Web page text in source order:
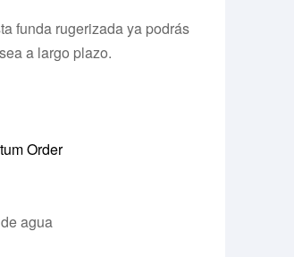
funda rugerizada ya podrás
a largo plazo.
Order
agua